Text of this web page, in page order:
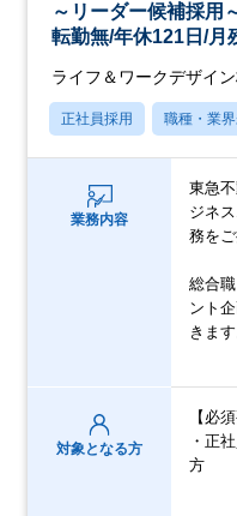
～リーダー候補採用
転勤無/年休121日/月
ライフ＆ワークデザイ
正社員採用 職種・業
業務内容
東急
ジネ
務を
総合
ント
きます
対象となる方
【必
・正
方